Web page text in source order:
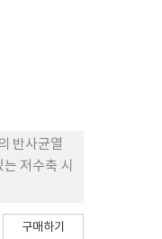
제시되었
반사균열
저수축 시
구매하기